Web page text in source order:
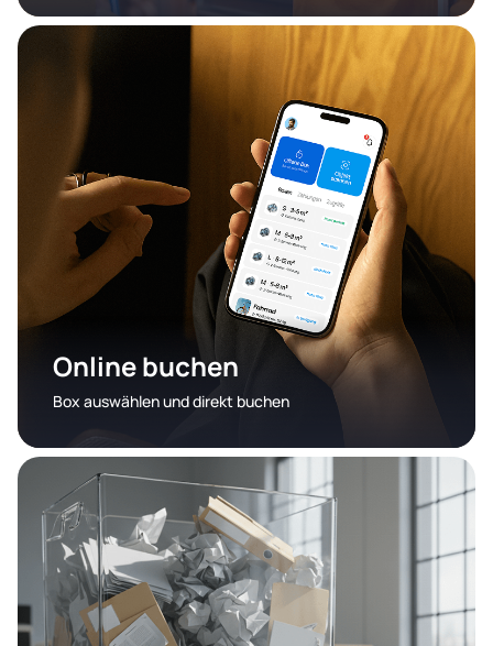
Online buchen
Box auswählen und direkt buchen